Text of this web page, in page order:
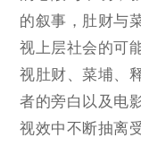
的叙事，肚财与
视上层社会的可
视肚财、菜埔、
者的旁白以及电
视效中不断抽离